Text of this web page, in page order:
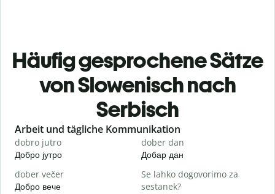
Häufig gesprochene Sätze
von Slowenisch nach
Serbisch
Slide 1 of 6
Arbeit und tägliche Kommunikation
dobro jutro
Добро јутро
dober dan
Добар дан
dober večer
Добро вече
Se lahko dogovorimo za
sestanek?